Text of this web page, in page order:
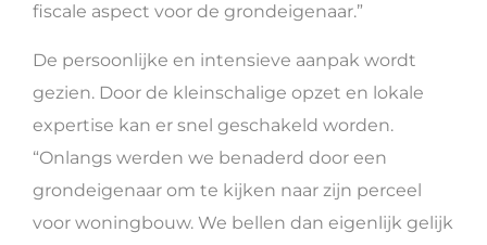
fiscale aspect voor de grondeigenaar.”
De persoonlijke en intensieve aanpak wordt
gezien. Door de kleinschalige opzet en lokale
expertise kan er snel geschakeld worden.
“Onlangs werden we benaderd door een
grondeigenaar om te kijken naar zijn perceel
voor woningbouw. We bellen dan eigenlijk gelijk